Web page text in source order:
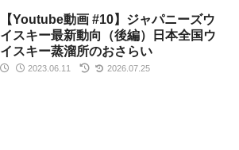
【Youtube動画 #10】ジャパニーズウ
イスキー最新動向（後編）日本全国ウ
イスキー蒸溜所のおさらい
2023.06.11 2026.07.25